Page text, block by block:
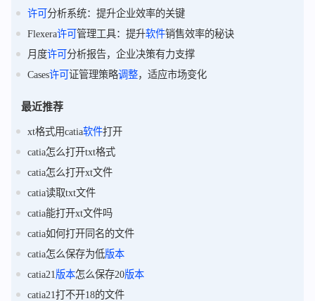
许可 分析系统：提升企业效率的关键
Flexera许可 管理工具：提升软件销售效率的秘诀
月度许可 分析报告，企业决策有力支撑
Cases许可 证管理策略调整，适应市场变化
最近推荐
xt格式用catia软件打开
catia怎么打开txt格式
catia怎么打开xt文件
catia读取txt文件
catia能打开xt文件吗
catia如何打开同名的文件
catia怎么保存为低版本
catia21版本怎么保存20版本
catia21打不开18的文件